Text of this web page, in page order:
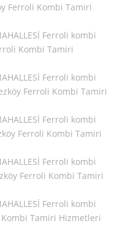
Ferroli Kombi Tamiri
Ferroli kombi
Kombi Tamiri
Ferroli kombi
Ferroli Kombi Tamiri
Ferroli kombi
Ferroli Kombi Tamiri
Ferroli kombi
Ferroli Kombi Tamiri
Ferroli kombi
Tamiri Hizmetleri